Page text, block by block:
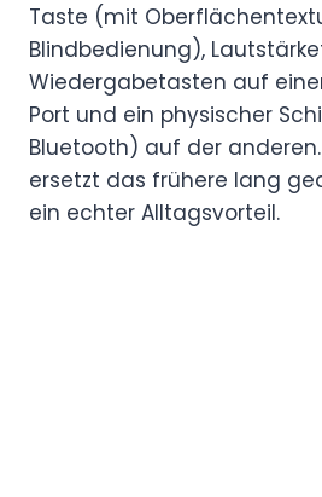
Taste (mit
Blindbedienung),
Wiedergabetasten auf
Port und ein physischer
Bluetooth) auf der
ersetzt das frühere lang
ein echter Alltagsvorteil.